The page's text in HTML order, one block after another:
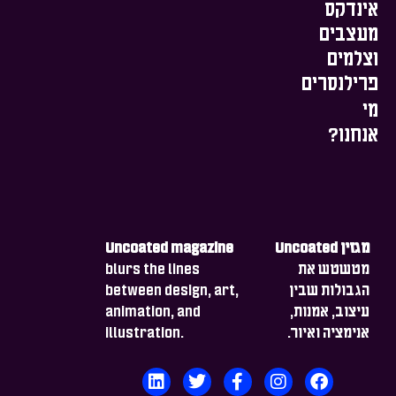
אינדקס
מעצבים
וצלמים
פרילנסרים
מי
אנחנו?
מגזין Uncoated
מטשטש את
הגבולות שבין
עיצוב, אמנות,
אנימציה ואיור.
Uncoated magazine
blurs the lines
between design, art,
animation, and
illustration.